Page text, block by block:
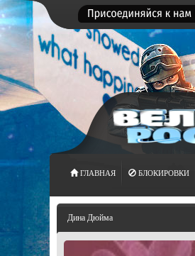
ГЛАВНАЯ БЛОКИРОВКИ
Дина Дюйма